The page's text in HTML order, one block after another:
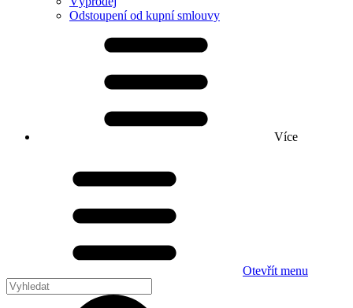
Odstoupení od kupní smlouvy
Více
Otevřít menu